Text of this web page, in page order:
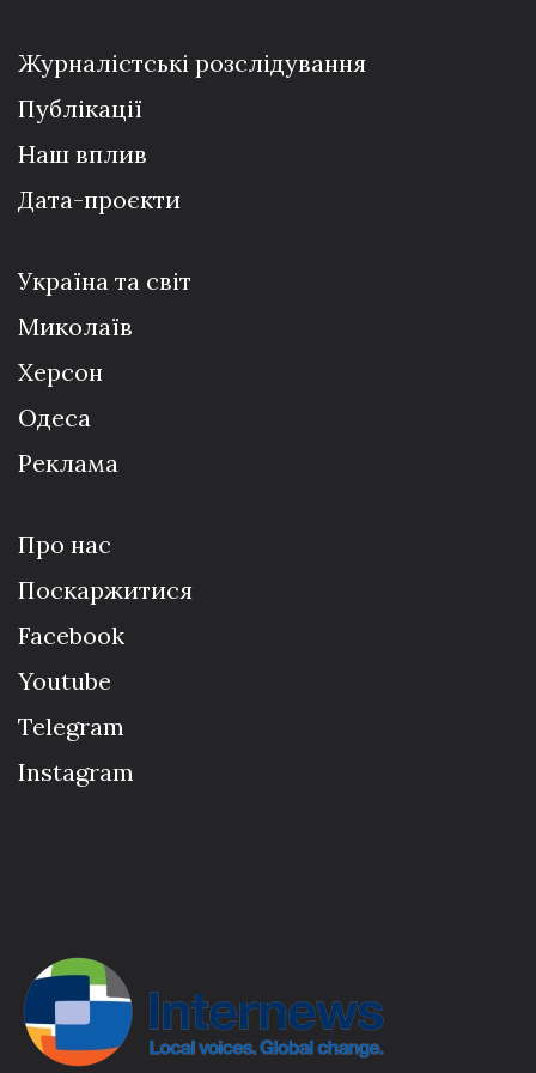
Журналістські розслідування
Публікації
Наш вплив
Дата-проєкти
Україна та світ
Миколаїв
Херсон
Одеса
Реклама
Про нас
Поскаржитися
Facebook
Youtube
Telegram
Instagram